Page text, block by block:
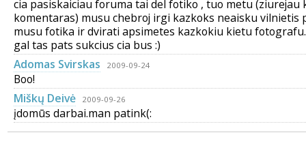
cia pasiskaiciau foruma tai del fotiko , tuo metu (ziurejau
komentaras) musu chebroj irgi kazkoks neaisku vilnietis
musu fotika ir dvirati apsimetes kazkokiu kietu
gal tas pats sukcius cia bus :)
Adomas Svirskas
2009-09-24
Boo!
Miškų Deivė
2009-09-26
įdomūs darbai.man patink(: